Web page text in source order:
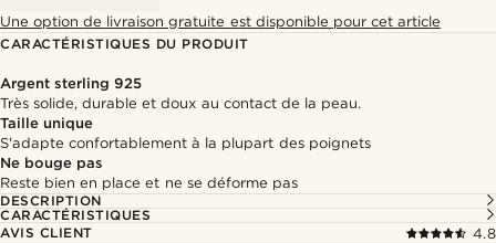
Une option de livraison gratuite est disponible pour cet article
CARACTÉRISTIQUES DU PRODUIT
Argent sterling 925
Très solide, durable et doux au contact de la peau.
Taille unique
S'adapte confortablement à la plupart des poignets
Ne bouge pas
Reste bien en place et ne se déforme pas
DESCRIPTION
CARACTÉRISTIQUES
AVIS CLIENT
4.8